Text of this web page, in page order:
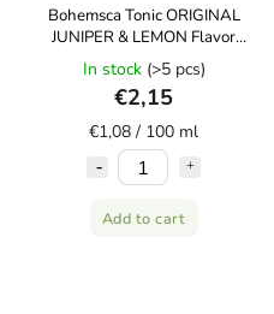
Bohemsca Tonic ORIGINAL
JUNIPER & LEMON Flavor
200 ml (glass)
In stock (>5 pcs)
€2,15
€1,08 / 100 ml
Add to cart